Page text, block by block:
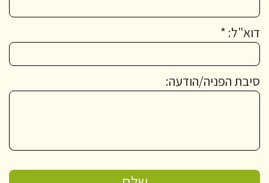
דוא"ל: *
סיבת הפניה/הודעה: